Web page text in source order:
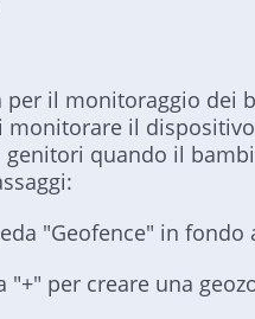
per il monitoraggio dei
monitorare il
quando il
"Geofence" in
"+" per creare una